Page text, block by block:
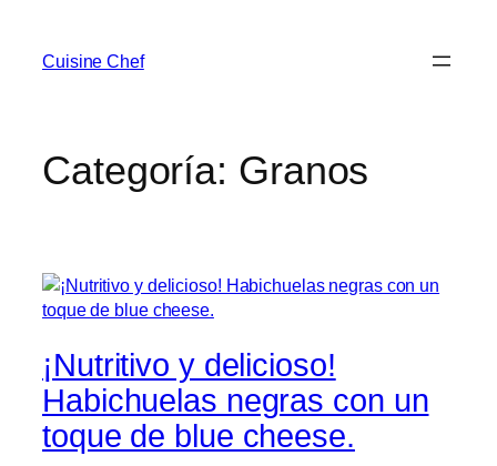
Cuisine Chef
Categoría: Granos
¡Nutritivo y delicioso!
Habichuelas negras con un
toque de blue cheese.